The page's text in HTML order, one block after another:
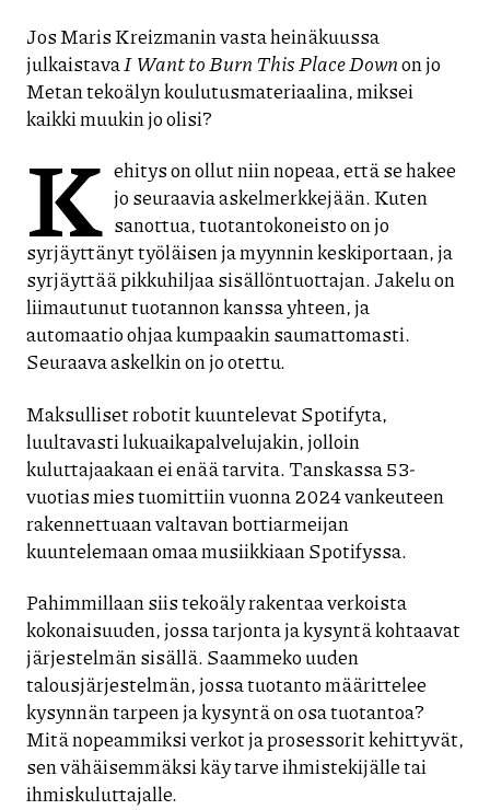
Jos Maris Kreizmanin vasta heinäkuussa
julkaistavaI Want to Burn This Place Downon jo
Metan tekoälyn koulutusmateriaalina, miksei
kaikki muukin jo olisi?
K ehitys on ollut niin nopeaa, että se hakee
jo seuraavia askelmerkkejään. Kuten
sanottua, tuotantokoneisto on jo
syrjäyttänyt työläisen ja myynnin keskiportaan, ja
syrjäyttää pikkuhiljaa sisällöntuottajan. Jakelu on
liimautunut tuotannon kanssa yhteen, ja
automaatio ohjaa kumpaakin saumattomasti.
Seuraava askelkin on jo otettu.
Maksulliset robotit kuuntelevat Spotifyta,
luultavasti lukuaikapalvelujakin, jolloin
kuluttajaakaan ei enää tarvita. Tanskassa 53-
vuotias mies tuomittiin vuonna 2024 vankeuteen
rakennettuaan valtavan bottiarmeijan
kuuntelemaan omaa musiikkiaan Spotifyssa.
Pahimmillaan siis tekoäly rakentaa verkoista
kokonaisuuden, jossa tarjonta ja kysyntä kohtaavat
järjestelmän sisällä. Saammeko uuden
talousjärjestelmän, jossa tuotanto määrittelee
kysynnän tarpeen ja kysyntä on osa tuotantoa?
Mitä nopeammiksi verkot ja prosessorit kehittyvät,
sen vähäisemmäksi käy tarve ihmistekijälle tai
ihmiskuluttajalle.